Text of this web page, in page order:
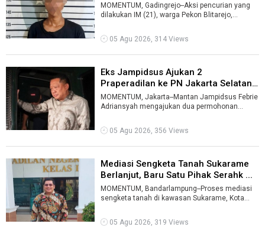
MOMENTUM, Gadingrejo--Aksi pencurian yang
dilakukan IM (21), warga Pekon Blitarejo,
05 Agu 2026, 314 Views
Eks Jampidsus Ajukan 2
Praperadilan ke PN Jakarta Selatan
...
MOMENTUM, Jakarta--Mantan Jampidsus Febrie
Adriansyah mengajukan dua permohonan
05 Agu 2026, 356 Views
Mediasi Sengketa Tanah Sukarame
Berlanjut, Baru Satu Pihak Serahk ...
MOMENTUM, Bandarlampung--Proses mediasi
sengketa tanah di kawasan Sukarame, Kota
90/Pdt.G/ ...
05 Agu 2026, 319 Views